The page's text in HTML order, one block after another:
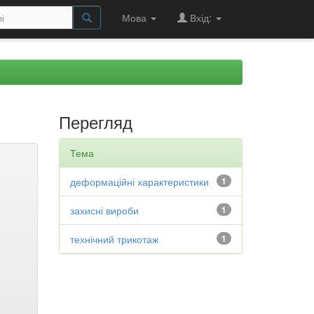
Мова Вхід:
Перегляд
Тема
1
деформаційні характеристики
1
захисні вироби
1
технічний трикотаж